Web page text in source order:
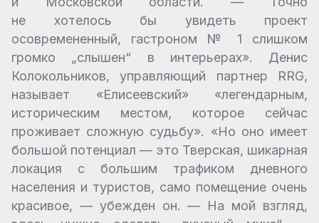
не хотелось бы увидеть проект
осовремененный, гастроном № 1 слишком
громко „слышен“ в интерьерах». Денис
Колокольников, управляющий партнер RRG,
называет «Елисеевский» «легендарным,
историческим местом, которое сейчас
проживает сложную судьбу». «Но оно имеет
большой потенциал — это Тверская, шикарная
локация с большим трафиком дневного
населения и туристов, само помещение очень
красивое, — убежден он. — На мой взгляд,